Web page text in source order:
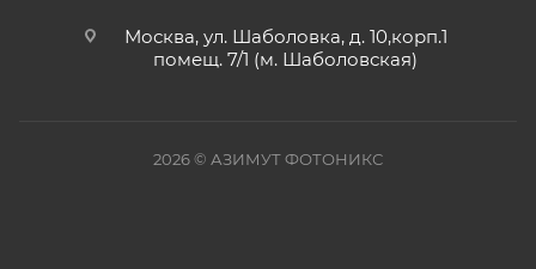
Москва, ул. Шаболовка, д. 10,корп.1
помещ. 7/1 (м. Шаболовская)
2026© АЗИМУТ ФОТОНИКС